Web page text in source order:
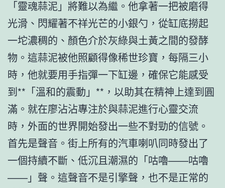
「靈魂蒜泥」將難以為繼。他拿著一把被磨得
光滑、閃耀著不祥光芒的小銀勺，從缸底撈起
一坨濃稠的、顏色介於灰綠與土黃之間的發酵
物。這蒜泥被他照顧得像稀世珍寶，每隔三小
時，他就要用手指彈一下缸邊，確保它能感受
到**「溫和的震動」**，以助其在精神上達到圓
滿。就在廖沾沾專注於與蒜泥進行心靈交流
時，外面的世界開始發出一些不對勁的信號。
首先是聲音。街上所有的汽車喇叭同時發出了
一個持續不斷、低沉且潮濕的「咕嚕——咕嚕
——」聲。這聲音不是引擎聲，也不是正常的